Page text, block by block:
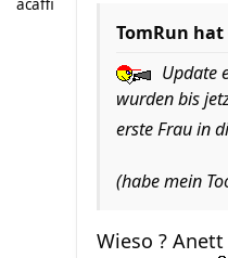
acaffi
TomRun
Update
wurden bis
erste Frau in
(habe mein
Wieso ?